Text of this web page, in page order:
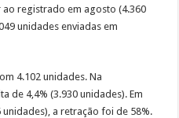
ao registrado em agosto (4.360
unidades enviadas em
4.102 unidades. Na
de 4,4% (3.930 unidades). Em
a retração foi de 58%.